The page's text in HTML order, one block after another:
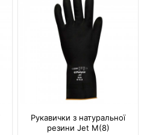
Рукавички з натуральної
резини Jet M(8)